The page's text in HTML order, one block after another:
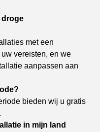
droge
met een
vereisten, en we
aanpassen aan
bieden wij u gratis
in mijn land